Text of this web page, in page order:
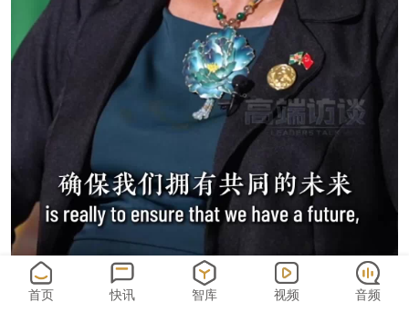
首页 快讯 智库 视频 音频